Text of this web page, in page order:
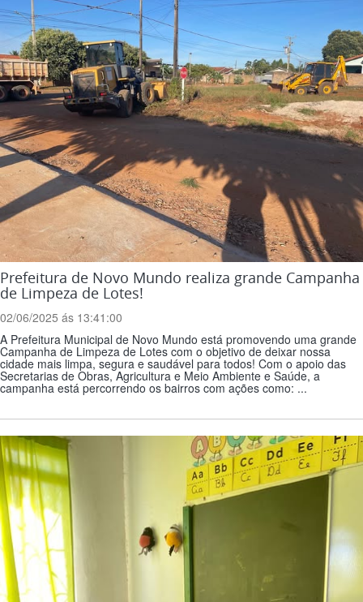
Prefeitura de Novo Mundo realiza grande Campanha
de Limpeza de Lotes!
02/06/2025 ás 13:41:00
A Prefeitura Municipal de Novo Mundo está promovendo uma grande
Campanha de Limpeza de Lotes com o objetivo de deixar nossa
cidade mais limpa, segura e saudável para todos! Com o apoio das
Secretarias de Obras, Agricultura e Meio Ambiente e Saúde, a
campanha está percorrendo os bairros com ações como: ...